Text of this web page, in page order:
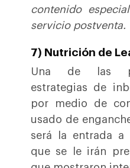
contenido
servicio postventa.
7) Nutrición de
Una de las
estrategias de
por medio de
usado de
será la entrada
que se le irán